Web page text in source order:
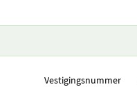
Vestigingsnummer